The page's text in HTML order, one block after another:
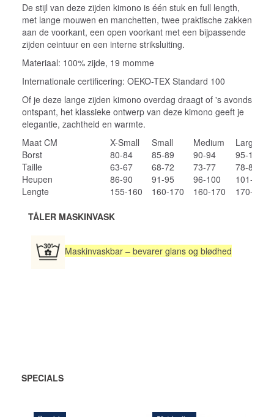
De stijl van deze zijden kimono is één stuk en full length,
met lange mouwen en manchetten, twee praktische zakken
aan de voorkant, een open voorkant met een bijpassende
zijden ceintuur en een interne striksluiting.
Materiaal: 100% zijde, 19 momme
Internationale certificering: OEKO-TEX Standard 100
Of je deze lange zijden kimono overdag draagt of 's avonds
ontspant, het klassieke ontwerp van deze kimono geeft je
elegantie, zachtheid en warmte.
Maat CM
X-Small Small Medium
Large
Borst
80-84 85-89 90-94
95-100
Taille
63-67 68-72 73-77
78-84
Heupen
86-90 91-95 96-100
101-107
Lengte
155-160 160-170 160-170 170-180
TÅLER MASKINVASK
Maskinvaskbar – bevarer glans og blødhed
SPECIALS